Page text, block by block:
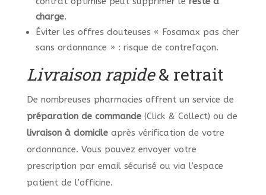
charge.
Éviter les offres douteuses « Fosamax pas cher
sans ordonnance » : risque de contrefaçon.
Livraison rapide& retrait
De nombreuses pharmacies offrent un service de
préparation de commande(Click & Collect) ou de
livraison à domicileaprès vérification de votre
ordonnance. Vous pouvez envoyer votre
prescription par email sécurisé ou via l’espace
patient de l’officine.